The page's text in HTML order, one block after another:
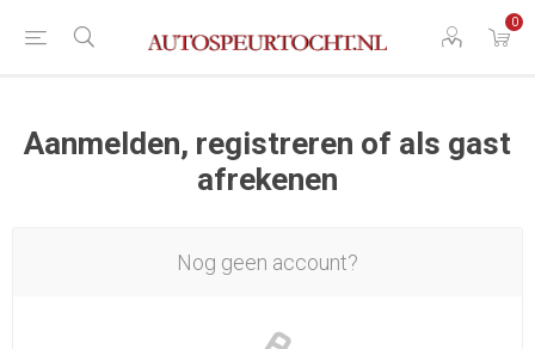
0
Aanmelden, registreren of als gast
afrekenen
Nog geen account?